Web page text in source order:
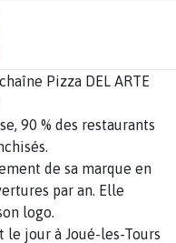
Pizza DEL ARTE
90 % des restaurants
de sa marque en
par an. Elle
logo.
jour à Joué-les-Tours